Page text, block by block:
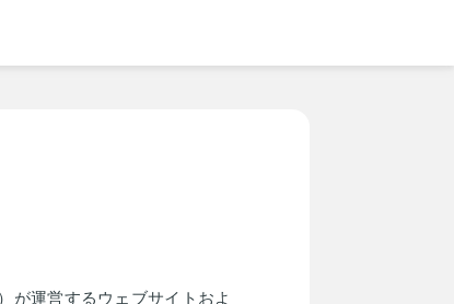
が運営するウェブサイトおよ